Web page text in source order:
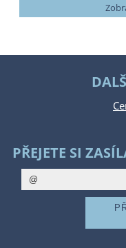
PŘEJETE SI